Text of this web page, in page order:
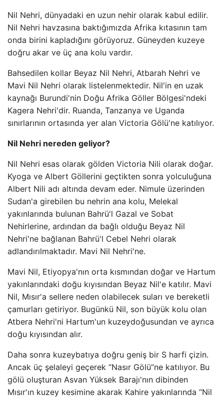
Nil Nehri, dünyadaki en uzun nehir olarak kabul edilir.
Nil Nehri havzasına baktığımızda Afrika kıtasının tam
onda birini kapladığını görüyoruz. Güneyden kuzeye
doğru akar ve üç ana kolu vardır.
Bahsedilen kollar Beyaz Nil Nehri, Atbarah Nehri ve
Mavi Nil Nehri olarak listelenmektedir. Nil'in en uzak
kaynağı Burundi'nin Doğu Afrika Göller Bölgesi'ndeki
Kagera Nehri'dir. Ruanda, Tanzanya ve Uganda
sınırlarının ortasında yer alan Victoria Gölü'ne katılıyor.
Nil Nehri nereden geliyor?
Nil Nehri esas olarak gölden Victoria Nili olarak doğar.
Kyoga ve Albert Göllerini geçtikten sonra yolculuğuna
Albert Nili adı altında devam eder. Nimule üzerinden
Sudan'a girebilen bu nehrin ana kolu, Melekal
yakınlarında bulunan Bahrü'l Gazal ve Sobat
Nehirlerine, ardından da bağlı olduğu Beyaz Nil
Nehri'ne bağlanan Bahrü'l Cebel Nehri olarak
adlandırılmaktadır. Mavi Nil Nehri'ne.
Mavi Nil, Etiyopya'nın orta kısmından doğar ve Hartum
yakınlarındaki doğu kıyısından Beyaz Nil'e katılır. Mavi
Nil, Mısır'a sellere neden olabilecek suları ve bereketli
çamurları getiriyor. Bugünkü Nil, son büyük kolu olan
Atbera Nehri'ni Hartum'un kuzeydoğusundan ve ayrıca
doğu kıyısından alır.
Daha sonra kuzeybatıya doğru geniş bir S harfi çizin.
Ancak üç şelaleyi geçerek “Nasır Gölü”ne katılıyor. Bu
gölü oluşturan Asvan Yüksek Barajı'nın dibinden
Mısır'ın kuzey kesimine akarak Kahire yakınlarında “Nil